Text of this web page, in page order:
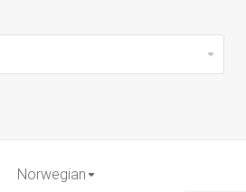
Norwegian